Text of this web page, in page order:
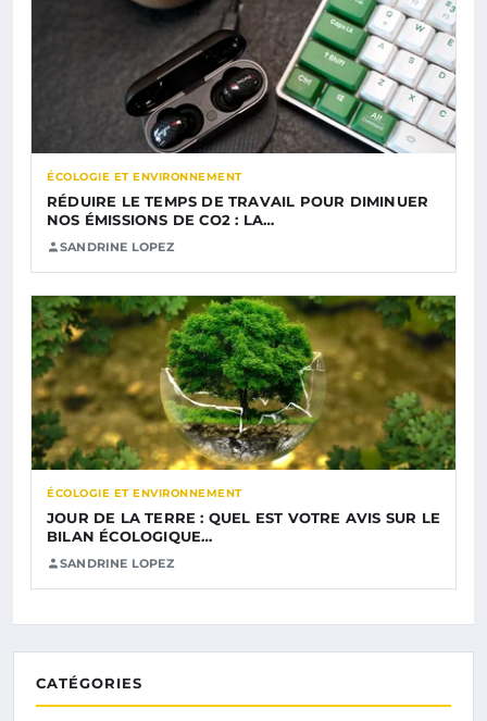
ÉCOLOGIE ET ENVIRONNEMENT
RÉDUIRE LE TEMPS DE TRAVAIL POUR DIMINUER
NOS ÉMISSIONS DE CO2 : LA…
SANDRINE LOPEZ
ÉCOLOGIE ET ENVIRONNEMENT
JOUR DE LA TERRE : QUEL EST VOTRE AVIS SUR LE
BILAN ÉCOLOGIQUE…
SANDRINE LOPEZ
CATÉGORIES